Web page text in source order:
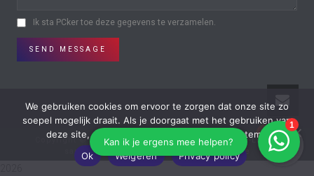
Ik sta PCker toe deze gegevens te verzamelen.
SEND MESSAGE
Copyright © All Rights Reserved | Powered by On-Lijn in
samenwerking met
Reclamestudio Furtice
We gebruiken cookies om ervoor te zorgen dat onze site zo
soepel mogelijk draait. Als je doorgaat met het gebruiken van
deze site, gaan we er vanuit dat je ermee instemt.
Ok
Weigeren
Privacy policy